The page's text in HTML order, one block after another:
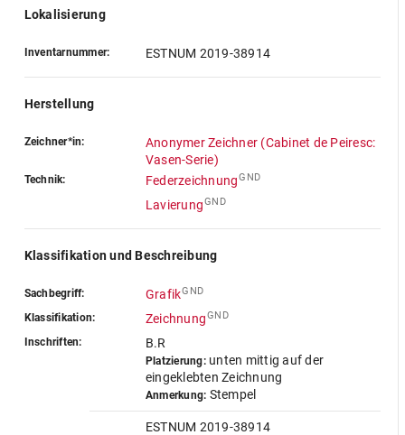
Lokalisierung
Inventarnummer: ESTNUM 2019-38914
Herstellung
Zeichner*in:
Anonymer Zeichner (Cabinet de Peiresc:
Vasen-Serie)
Technik: FederzeichnungGND
LavierungGND
Klassifikation und Beschreibung
Sachbegriff: GrafikGND
Klassifikation: ZeichnungGND
Inschriften: B.R
Platzierung:unten mittig auf der
eingeklebten Zeichnung
Anmerkung: Stempel
ESTNUM 2019-38914